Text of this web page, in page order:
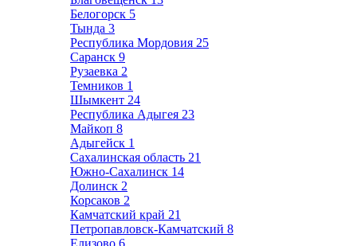
Белогорск 5
Тында 3
Республика Мордовия 25
Саранск 9
Рузаевка 2
Темников 1
Шымкент 24
Республика Адыгея 23
Майкоп 8
Адыгейск 1
Сахалинская область 21
Южно-Сахалинск 14
Долинск 2
Корсаков 2
Камчатский край 21
Петропавловск-Камчатский 8
Елизово 6